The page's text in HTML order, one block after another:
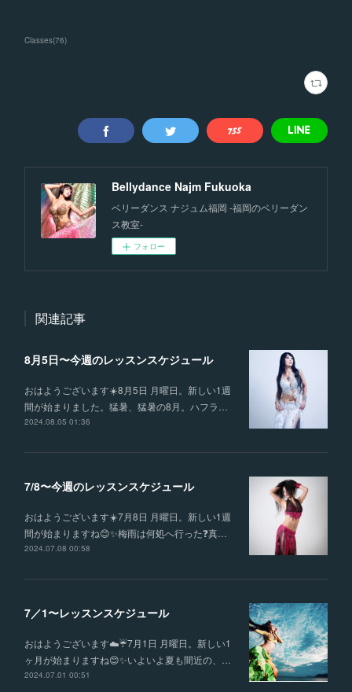
Classes(76)
Bellydance Najm Fukuoka
ベリーダンス ナジュム福岡 -福岡のベリーダン
ス教室-
フォロー
関連記事
8月5日〜今週のレッスンスケジュール
おはようございます☀️8月5日 月曜日。新しい1週
間が始まりました。猛暑、猛暑の8月。ハフラ…
2024.08.05 01:36
7/8〜今週のレッスンスケジュール
おはようございます☀️7月8日 月曜日。新しい1週
間が始まりますね😊✨梅雨は何処へ行った❓真…
2024.07.08 00:58
7／1〜レッスンスケジュール
おはようございます☁️☔️7月1日 月曜日。新しい1
ヶ月が始まりますね😊✨いよいよ夏も間近の、…
2024.07.01 00:51